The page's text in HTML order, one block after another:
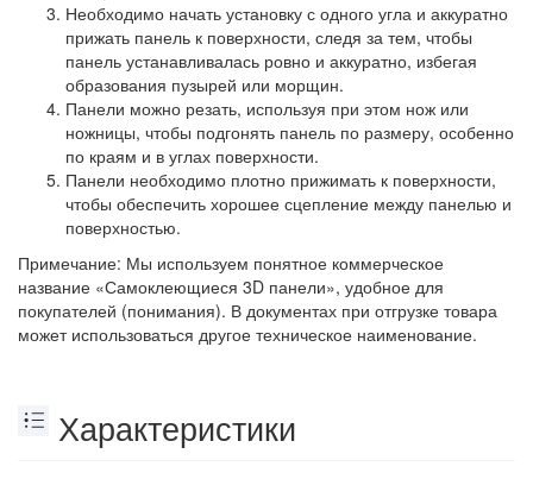
Необходимо начать установку с одного угла и аккуратно
прижать панель к поверхности, следя за тем, чтобы
панель устанавливалась ровно и аккуратно, избегая
образования пузырей или морщин.
Панели можно резать, используя при этом нож или
ножницы, чтобы подгонять панель по размеру, особенно
по краям и в углах поверхности.
Панели необходимо плотно прижимать к поверхности,
чтобы обеспечить хорошее сцепление между панелью и
поверхностью.
Примечание: Мы используем понятное коммерческое
название «Самоклеющиеся 3D панели», удобное для
покупателей (понимания). В документах при отгрузке товара
может использоваться другое техническое наименование.
Характеристики